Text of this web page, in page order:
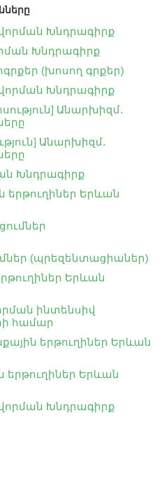
Խնդրագիրք
Խնդրագիրք
(խոսող գրքեր)
Խնդրագիրք
Անարխիզմ․
Անարխիզմ․
Խնդրագիրք
երթուղիներ Երևան
(պրեզենտացիաներ)
Երևան
ինտենսիվ
համար
երթուղիներ Երևան
երթուղիներ Երևան
Խնդրագիրք